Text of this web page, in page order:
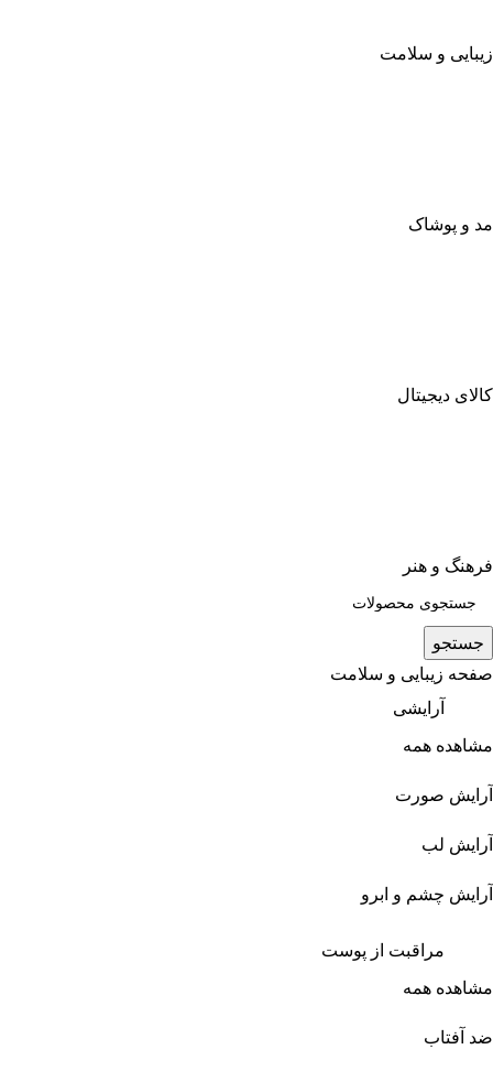
زیبایی و سلامت
مد و پوشاک
کالای دیجیتال
فرهنگ و هنر
جستجو
صفحه زیبایی و سلامت
آرایشی
مشاهده همه
آرایش صورت
آرایش لب
آرایش چشم و ابرو
مراقبت از پوست
مشاهده همه
ضد آفتاب